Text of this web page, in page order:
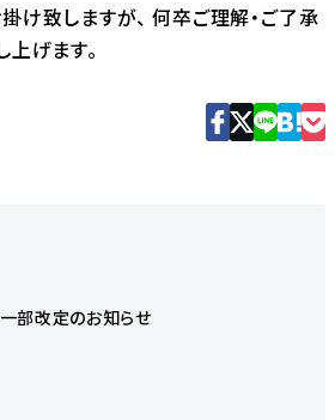
け致しますが、 何卒ご理解・ご了承
げます。
部改定のお知らせ